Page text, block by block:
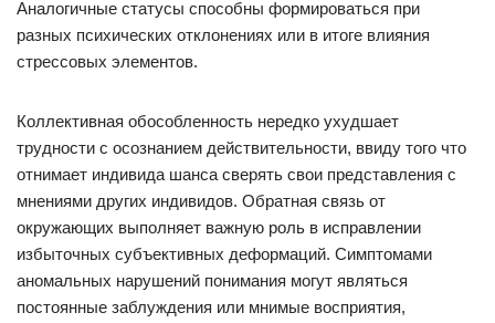
Аналогичные статусы способны формироваться при
разных психических отклонениях или в итоге влияния
стрессовых элементов.
Коллективная обособленность нередко ухудшает
трудности с осознанием действительности, ввиду того что
отнимает индивида шанса сверять свои представления с
мнениями других индивидов. Обратная связь от
окружающих выполняет важную роль в исправлении
избыточных субъективных деформаций. Симптомами
аномальных нарушений понимания могут являться
постоянные заблуждения или мнимые восприятия,